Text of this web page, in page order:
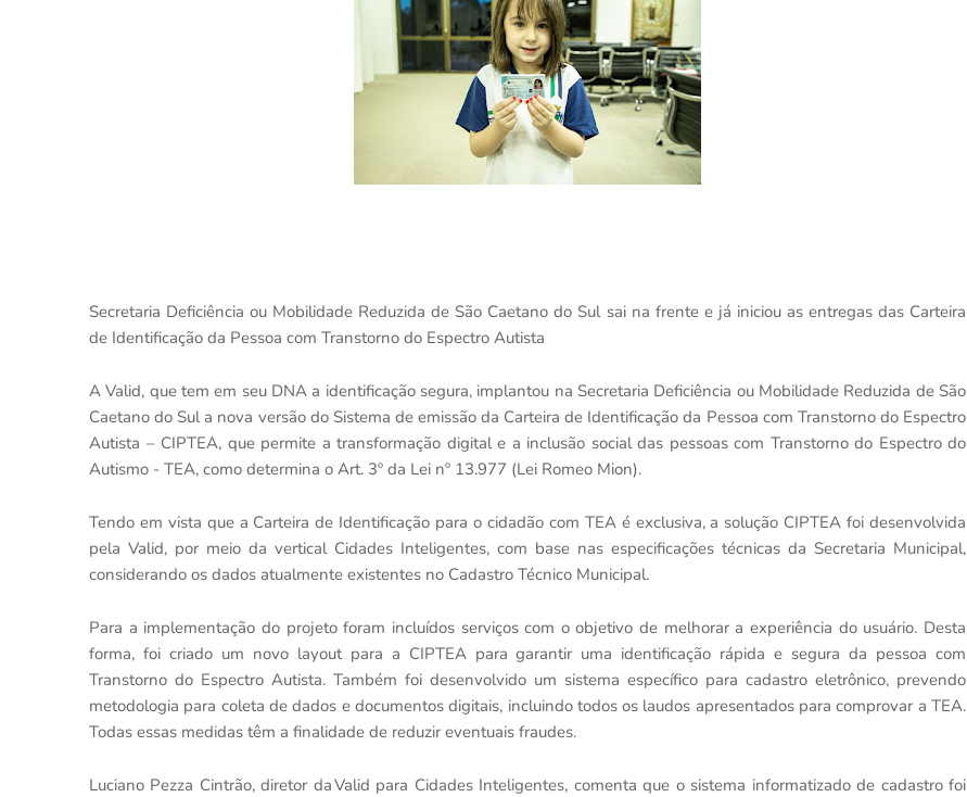
Secretaria Deficiência ou Mobilidade Reduzida de São Caetano do Sul sai na frente e já iniciou as entregas das Carteira
de Identificação da Pessoa com Transtorno do Espectro Autista
A Valid, que tem em seu DNA a identificação segura, implantou na Secretaria Deficiência ou Mobilidade Reduzida de São
Caetano do Sul a nova versão do Sistema de emissão da Carteira de Identificação da Pessoa com Transtorno do Espectro
Autista – CIPTEA, que permite a transformação digital e a inclusão social das pessoas com Transtorno do Espectro do
Autismo - TEA, como determina o Art. 3º da Lei nº 13.977 (Lei Romeo Mion).
Tendo em vista que a Carteira de Identificação para o cidadão com TEA é exclusiva, a solução CIPTEA foi desenvolvida
pela Valid, por meio da vertical Cidades Inteligentes, com base nas especificações técnicas da Secretaria Municipal,
considerando os dados atualmente existentes no Cadastro Técnico Municipal.
Para a implementação do projeto foram incluídos serviços com o objetivo de melhorar a experiência do usuário. Desta
forma, foi criado um novo layout para a CIPTEA para garantir uma identificação rápida e segura da pessoa com
Transtorno do Espectro Autista. Também foi desenvolvido um sistema específico para cadastro eletrônico, prevendo
metodologia para coleta de dados e documentos digitais, incluindo todos os laudos apresentados para comprovar a TEA.
Todas essas medidas têm a finalidade de reduzir eventuais fraudes.
Luciano Pezza Cintrão, diretor da Valid para Cidades Inteligentes, comenta que o sistema informatizado de cadastro foi